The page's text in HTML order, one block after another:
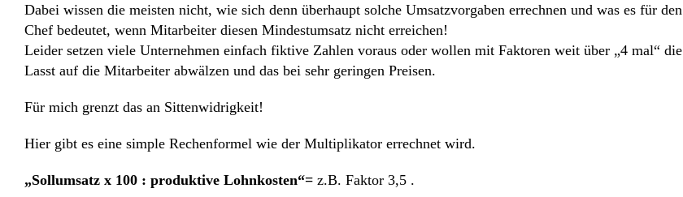
Dabei wissen die meisten nicht, wie sich denn überhaupt solche Umsatzvorgaben errechnen und was es für den
Chef bedeutet, wenn Mitarbeiter diesen Mindestumsatz nicht erreichen!
Leider setzen viele Unternehmen einfach fiktive Zahlen voraus oder wollen mit Faktoren weit über „4 mal“ die
Lasst auf die Mitarbeiter abwälzen und das bei sehr geringen Preisen.
Für mich grenzt das an Sittenwidrigkeit!
Hier gibt es eine simple Rechenformel wie der Multiplikator errechnet wird.
„Sollumsatz x 100 : produktive Lohnkosten“= z.B. Faktor 3,5 .